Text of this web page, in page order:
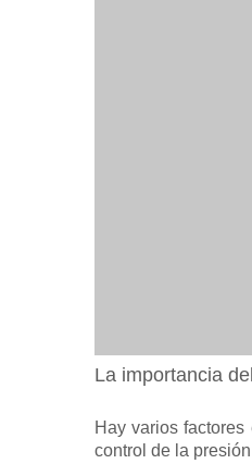
La importancia
Hay varios
control de la